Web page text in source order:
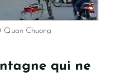
Quan Chuong
qui ne